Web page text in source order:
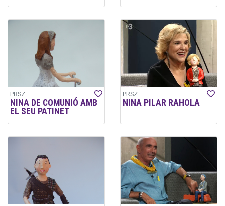
PRSZ
NINA DE COMUNIÓ AMB
EL SEU PATINET
PRSZ
NINA PILAR RAHOLA